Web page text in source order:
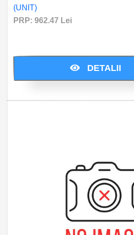
(UNIT)
PRP: 962.47 Lei
DETALII